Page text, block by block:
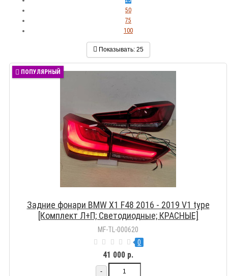
50
75
100
Показывать: 25
ПОПУЛЯРНЫЙ
Задние фонари BMW X1 F48 2016 - 2019 V1 type
[Комплект Л+П; Светодиодные; КРАСНЫЕ]
MF-TL-000620
0
41 000 р.
-